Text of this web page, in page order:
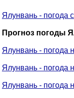
Ялунвань - погода
Прогноз погоды
Ялунвань - погода
Ялунвань - погода
Ялунвань - погода